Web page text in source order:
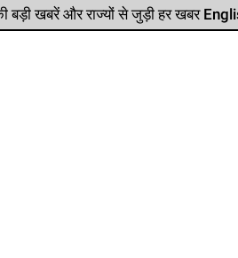
बड़ी खबरें और राज्‍यों से जुड़ी हर खबर